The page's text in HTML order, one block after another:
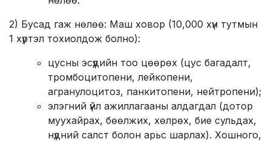
2) Бусад гаж нөлөө: Маш ховор (10,000 хүн тутмын
1 хүртэл тохиолдож болно):
цусны эсүүдийн тоо цөөрөх (цус багадалт,
тромбоцитопени, лейкопени,
агранулоцитоз, панкитопени, нейтропени);
элэгний үйл ажиллагааны алдагдал (дотор
муухайрах, бөөлжих, хөлрөх, бие сульдах,
нүдний салст болон арьс шарлах). Хошного,